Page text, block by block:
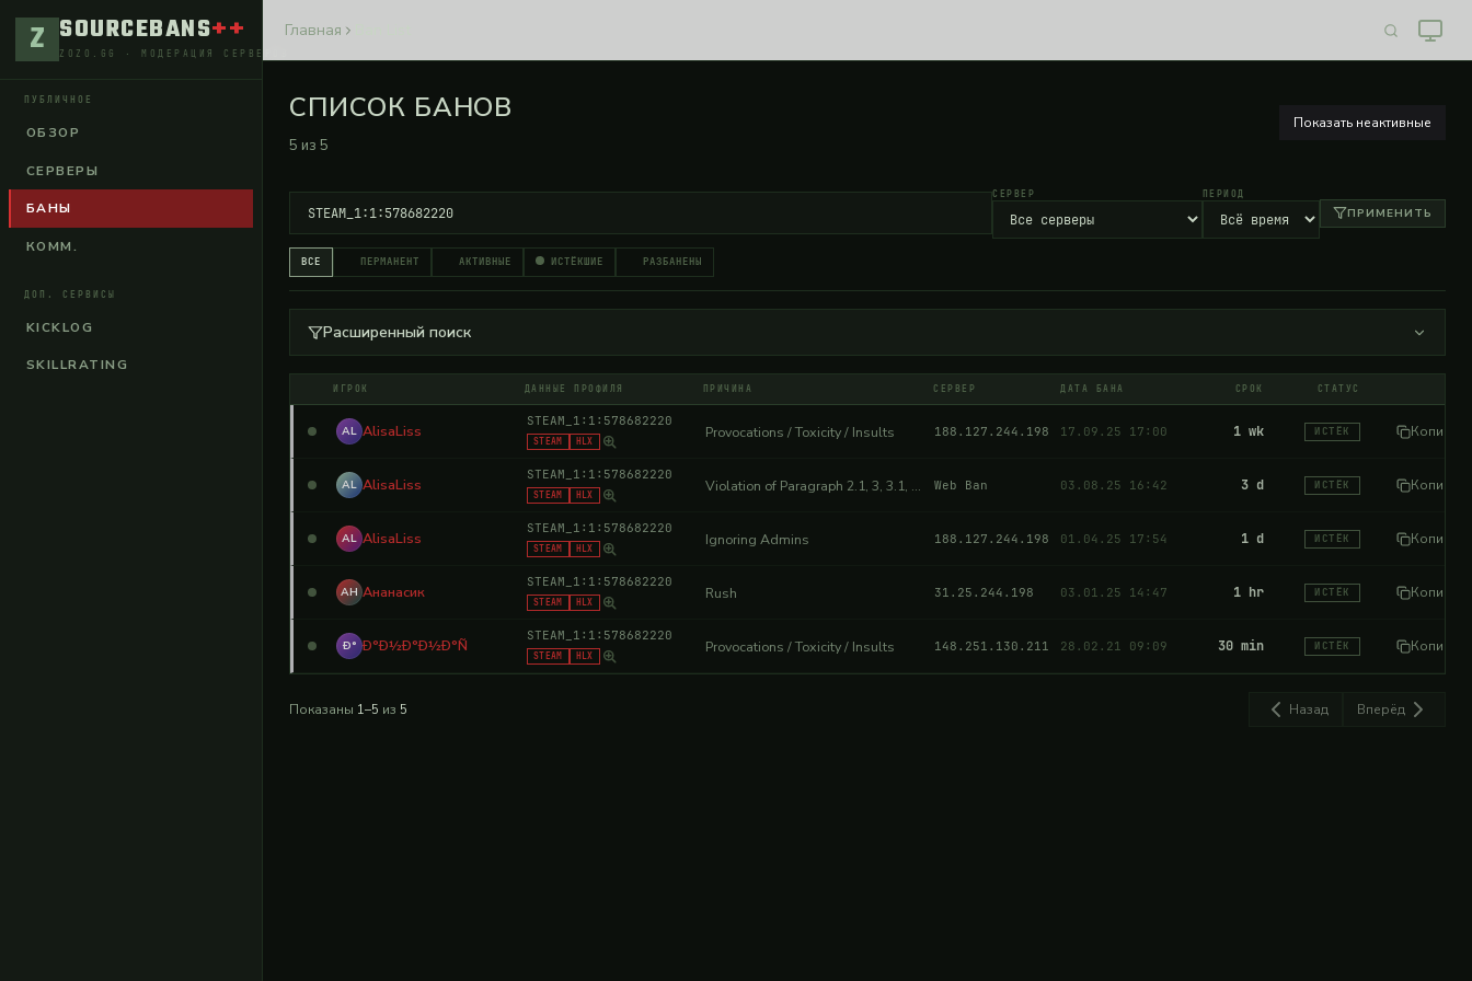
Z SOURCEBANS++
ZOZO.GG · МОДЕРАЦИЯ СЕРВЕРОВ
ПУБЛИЧНОЕ
ОБЗОР
СЕРВЕРЫ
БАНЫ
КОММ.
ДОП. СЕРВИСЫ
KICKLOG
SKILLRATING
Главная
СПИСОК БАНОВ
5 из 5
Показать неактивные
СЕРВЕР ПЕРИОД
ПРИМЕНИТЬ
ВСЕ ПЕРМАНЕНТ АКТИВНЫЕ ИСТЁКШИЕ РАЗБАНЕНЫ
Расширенный поиск
ИГРОК ДАННЫЕ ПРОФИЛЯ ПРИЧИНА СЕРВЕР ДАТА БАНА СРОК СТАТУС
AL AlisaLiss
STEAM_1:1:578682220
STEAM HLX
Provocations / Toxicity / Insults 188.127.244.198 17.09.25 17:00 1 wk Expired
ИСТЁК
AL AlisaLiss
STEAM_1:1:578682220
STEAM HLX
Violation of Paragraph 2.1, 3, 3.1, 3.2, 6 of the Rules of Behavior. Web Ban 03.08.25 16:42 3 d Expired
ИСТЁК
AL AlisaLiss
STEAM_1:1:578682220
STEAM HLX
Ignoring Admins 188.127.244.198 01.04.25 17:54 1 d Expired
ИСТЁК
АН Ананасик
STEAM_1:1:578682220
STEAM HLX
Rush 31.25.244.198 03.01.25 14:47 1 hr Expired
ИСТЁК
Ð° Ð°Ð½Ð°Ð½Ð°Ñ
STEAM_1:1:578682220
STEAM HLX
Provocations / Toxicity / Insults 148.251.130.211 28.02.21 09:09 30 min Expired
ИСТЁК
Показаны 1–5 из 5 Назад Вперёд